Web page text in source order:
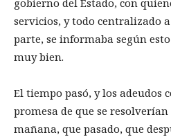
gobierno del Estado, con
servicios, y todo centralizado a
parte, se informaba según
muy bien.
El tiempo pasó, y los adeudos
promesa de que se
mañana, que pasado, que